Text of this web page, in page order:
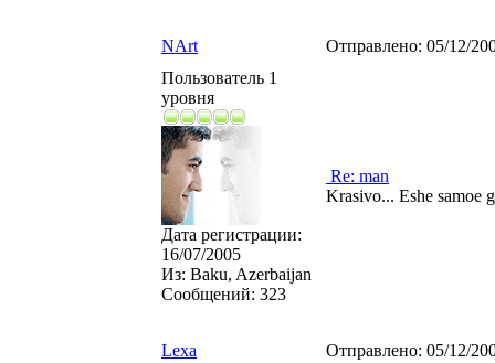
NArt Отправлено: 05/12/
Пользователь 1
уровня
Дата регистрации:
16/07/2005
Из: Baku, Azerbaijan
Сообщений: 323
Re: man
Krasivo... Eshe samoe
Lexa Отправлено: 05/12/